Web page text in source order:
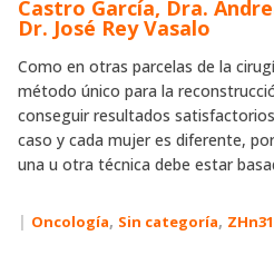
Castro García, Dra.
Dr. José Rey Vasalo
Como en otras parcelas de la
método único para la
conseguir resultados
caso y cada mujer es diferente,
una u otra técnica debe estar
| Oncología, Sin categoría,